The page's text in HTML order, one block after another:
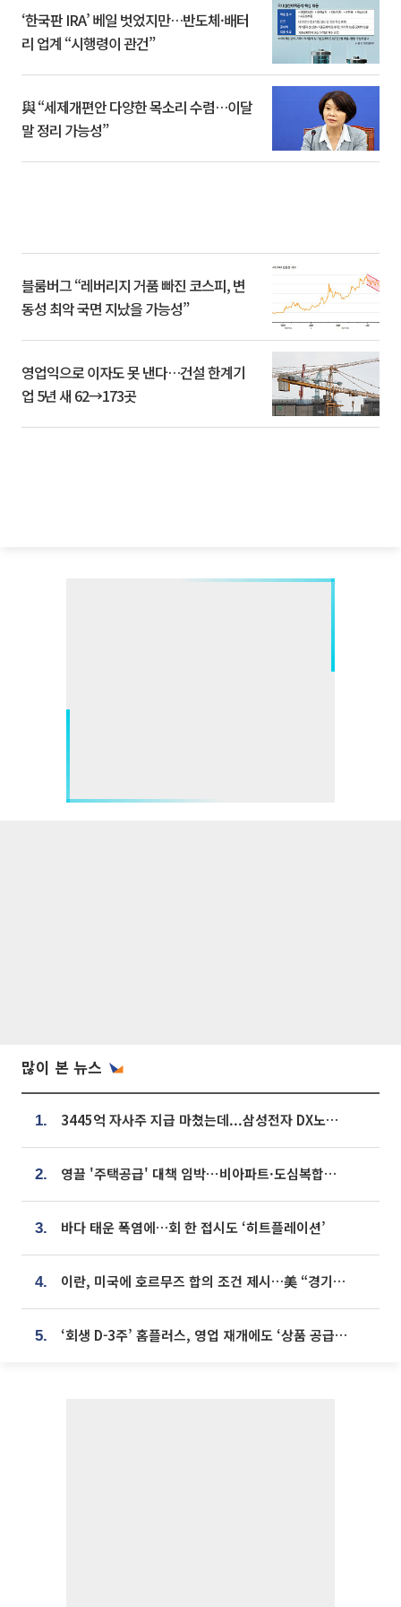
‘한국판 IRA’ 베일 벗었지만…반도체·배터
리 업계 “시행령이 관건”
與 “세제개편안 다양한 목소리 수렴…이달
말 정리 가능성”
블룸버그 “레버리지 거품 빠진 코스피, 변
동성 최악 국면 지났을 가능성”
영업익으로 이자도 못 낸다…건설 한계기
업 5년 새 62→173곳
많이 본 뉴스
1. 3445억 자사주 지급 마쳤는데...삼성전자 DX노조, 뒤늦은 '떼쓰기 집회'
2. 영끌 '주택공급' 대책 임박⋯비아파트·도심복합까지 총동원
3. 바다 태운 폭염에…회 한 접시도 ‘히트플레이션’
4. 이란, 미국에 호르무즈 합의 조건 제시…美 “경기 아직 안 끝나” [종합]
5. ‘회생 D-3주’ 홈플러스, 영업 재개에도 ‘상품 공급망’ 복구가 생존 관건